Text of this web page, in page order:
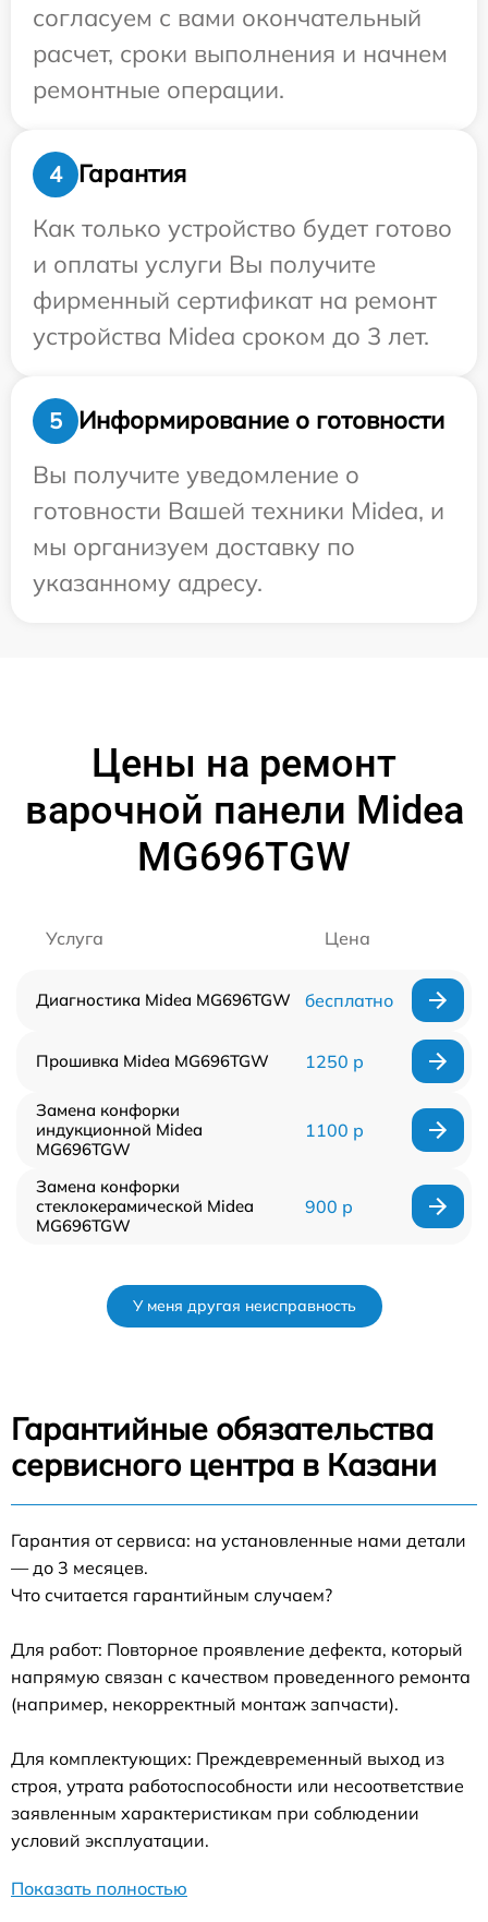
согласуем с вами окончательный
расчет, сроки выполнения и начнем
ремонтные операции.
4
Гарантия
Как только устройство будет готово
и оплаты услуги Вы получите
фирменный сертификат на ремонт
устройства Midea сроком до 3 лет.
5
Информирование о готовности
Вы получите уведомление о
готовности Вашей техники Midea, и
мы организуем доставку по
указанному адресу.
Цены на ремонт
варочной панели Midea
MG696TGW
Услуга Цена
Диагностика Midea MG696TGW бесплатно
Прошивка Midea MG696TGW 1250 р
Замена конфорки
индукционной Midea
MG696TGW
1100 р
Замена конфорки
стеклокерамической Midea
MG696TGW
900 р
У меня другая неисправность
Гарантийные обязательства
сервисного центра в Казани
Гарантия от сервиса: на установленные нами детали
— до 3 месяцев.
Что считается гарантийным случаем?
Для работ: Повторное проявление дефекта, который
напрямую связан с качеством проведенного ремонта
(например, некорректный монтаж запчасти).
Для комплектующих: Преждевременный выход из
строя, утрата работоспособности или несоответствие
заявленным характеристикам при соблюдении
условий эксплуатации.
Показать полностью